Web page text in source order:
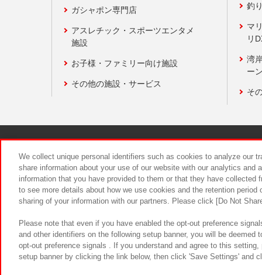
ガシャポン専門店
アスレチック・スポーツエンタメ
施設
お子様・ファミリー向け施設
その他の施設・サービス
釣
マ
リ
湾
ー
そ
食品のご
We collect unique personal identifiers such as cookies to analyze our
share information about your use of our website with our analytics and
information that you have provided to them or that they have
to see more details about how we use cookies and the retention
sharing of your information with our partners. Please click [Do Not
Please note that even if you have enabled the opt-out preference
and other identifiers on the following setup banner, you will be
opt-out preference signals . If you understand and agree to this
setup banner by clicking the link below, then click 'Save Settings' and